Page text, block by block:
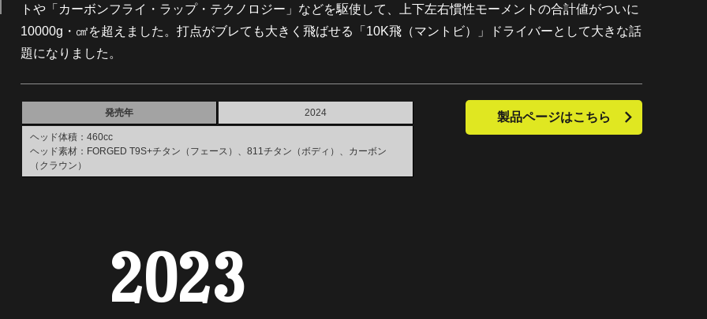
トや「カーボンフライ・ラップ・テクノロジー」などを駆使して、上下左右慣性モーメントの合計値がついに
10000g・㎠を超えました。打点がブレても大きく飛ばせる「10K飛（マントビ）」ドライバーとして大きな話
題になりました。
発売年 2024
ヘッド体積：460cc
ヘッド素材：FORGED T9S+チタン（フェース）、811チタン（ボディ）、カーボン
（クラウン）
製品ページはこちら
2023